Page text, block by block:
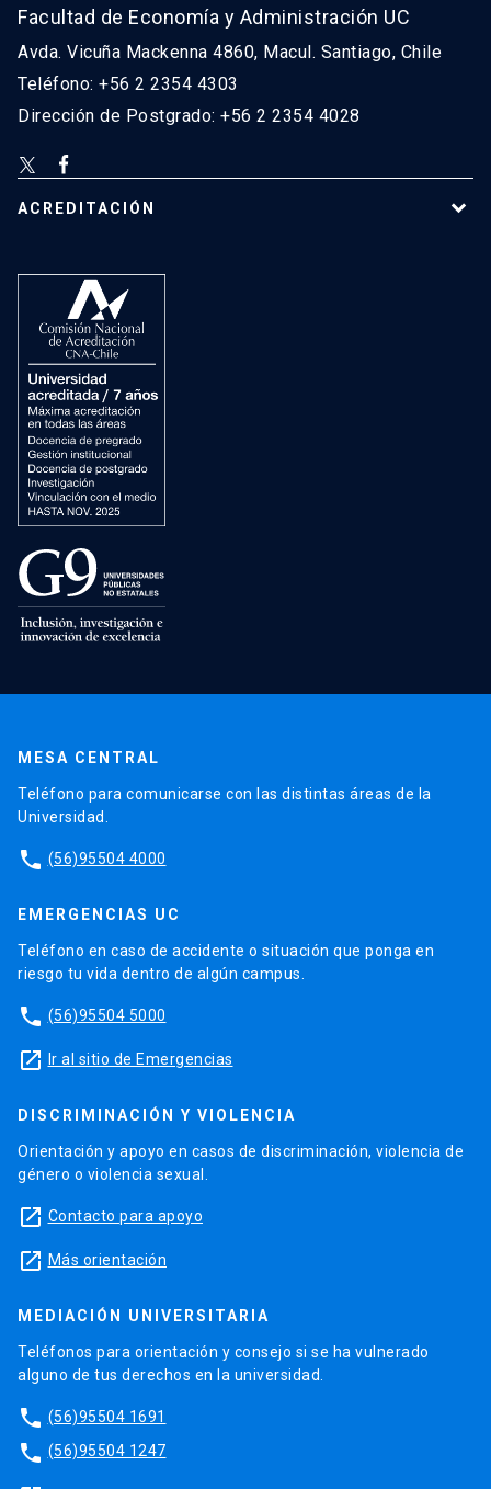
Facultad de Economía y Administración UC
Avda. Vicuña Mackenna 4860, Macul. Santiago, Chile
Teléfono: +56 2 2354 4303
Dirección de Postgrado: +56 2 2354 4028
ACREDITACIÓN
MESA CENTRAL
Teléfono para comunicarse con las distintas áreas de la
Universidad.
phone (56)95504 4000
EMERGENCIAS UC
Teléfono en caso de accidente o situación que ponga en
riesgo tu vida dentro de algún campus.
phone (56)95504 5000
launch Ir al sitio de Emergencias
DISCRIMINACIÓN Y VIOLENCIA
Orientación y apoyo en casos de discriminación, violencia de
género o violencia sexual.
launch Contacto para apoyo
launch Más orientación
MEDIACIÓN UNIVERSITARIA
Teléfonos para orientación y consejo si se ha vulnerado
alguno de tus derechos en la universidad.
phone (56)95504 1691
phone (56)95504 1247